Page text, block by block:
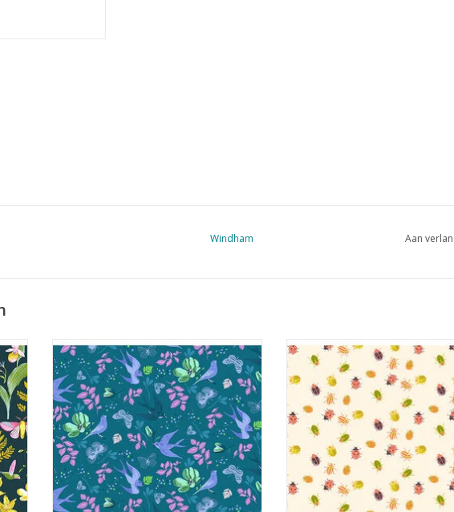
Windham Aan
zwaluwen en bladeren op blauwgroen
TOEVOEGEN AAN WINKELWAGEN
kevers op ecru
TOEVOEGEN AAN